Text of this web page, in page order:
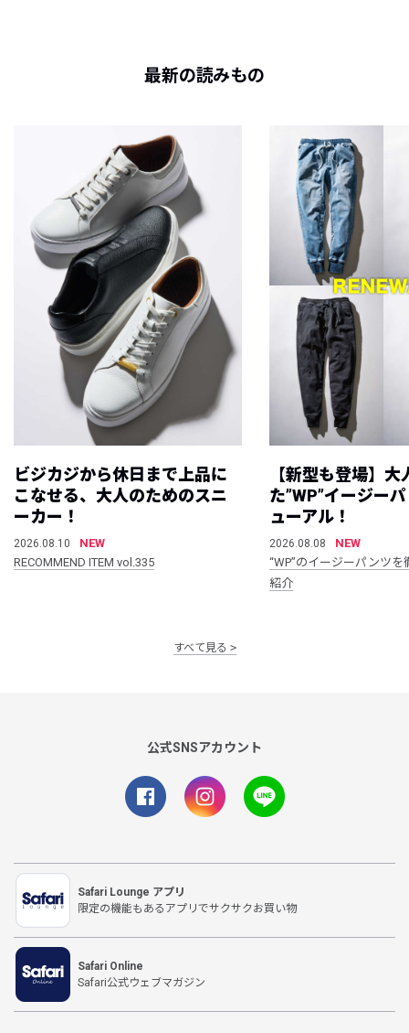
最新の読みもの
ビジカジから休日まで上品に
こなせる、大人のためのスニ
ーカー！
2026.08.10
NEW
RECOMMEND ITEM vol.335
【新型も登場】大
た”WP”イージー
ューアル！
2026.08.08
NEW
“WP”のイージーパンツ
紹介
すべて見る
公式SNSアカウント
Safari Lounge アプリ
限定の機能もあるアプリでサクサクお買い物
Safari Online
Safari公式ウェブマガジン